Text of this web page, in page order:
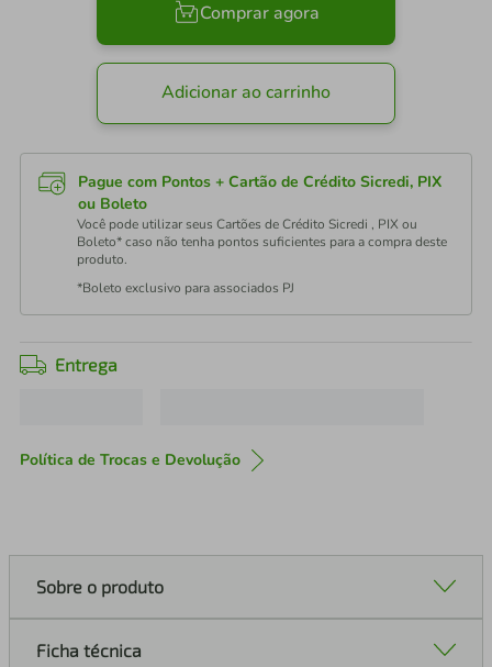
Comprar agora
Adicionar ao carrinho
Pague com Pontos + Cartão de Crédito Sicredi, PIX
ou Boleto
Você pode utilizar seus Cartões de Crédito Sicredi , PIX ou
Boleto* caso não tenha pontos suficientes para a compra deste
produto.
*Boleto exclusivo para associados PJ
Entrega
Política de Trocas e Devolução
Sobre o produto
Ficha técnica